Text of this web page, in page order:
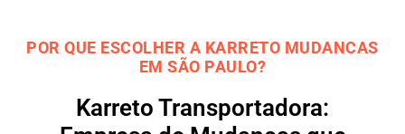
POR QUE ESCOLHER A KARRETO MUDANCAS
EM SÃO PAULO?
Karreto Transportadora: